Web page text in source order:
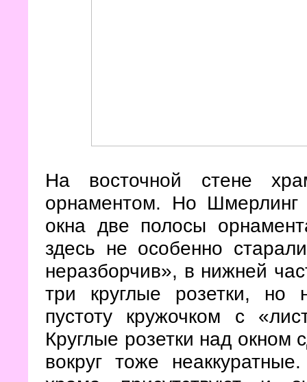
На восточной стене
орнаментом. Но
окна две полосы
здесь не особенно
неразборчив», в нижней
три круглые розетки, но
пустоту кружочком с
Круглые розетки над окном
вокруг тоже